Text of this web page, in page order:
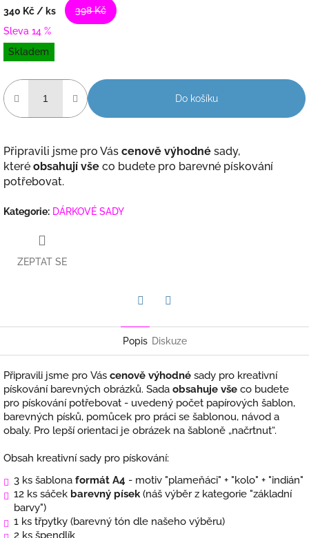
340 Kč / ks
398 Kč
Sleva 14 %
Měrná
cena:
Skladem
Do košíku
Připravili jsme pro Vás cenově výhodné sady,
které obsahují vše co budete pro barevné pískování
potřebovat.
Kategorie: DÁRKOVÉ SADY
ZEPTAT SE
Popis Diskuze
Připravili jsme pro Vás cenově výhodné sady pro kreativní
pískování barevných obrázků. Sada obsahuje vše co budete
pro pískování potřebovat - uvedený počet papírových šablon,
barevných písků, pomůcek pro práci se šablonou, návod a
obaly. Pro lepší orientaci je obrázek na šabloně „načrtnut“.
Obsah kreativní sady pro pískování:
3 ks šablona formát A4 - motiv "plameňáci" + "kolo" + "indián"
12 ks sáček barevný písek (náš výběr z kategorie "základní
barvy")
1 ks třpytky (barevný tón dle našeho výběru)
2 ks špendlík